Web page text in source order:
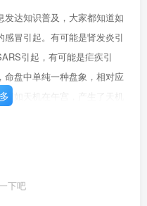
达知识普及，大家都知道如
冒引起。有可能是肾发炎引
引起，有可能是疟疾引
盘中单纯一种盘象，相对应
如天机在午宫，产生了天机
环境脏乱的像狗窝。5、发生
下吧